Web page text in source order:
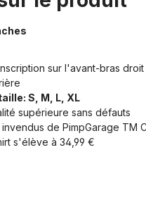
sur l'avant-bras droit
S, M, L, XL
supérieure sans défauts
de PimpGarage TM
s'élève à 34,99 €